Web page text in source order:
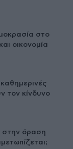
στο
οικονομία
τον κίνδυνο
στην όραση